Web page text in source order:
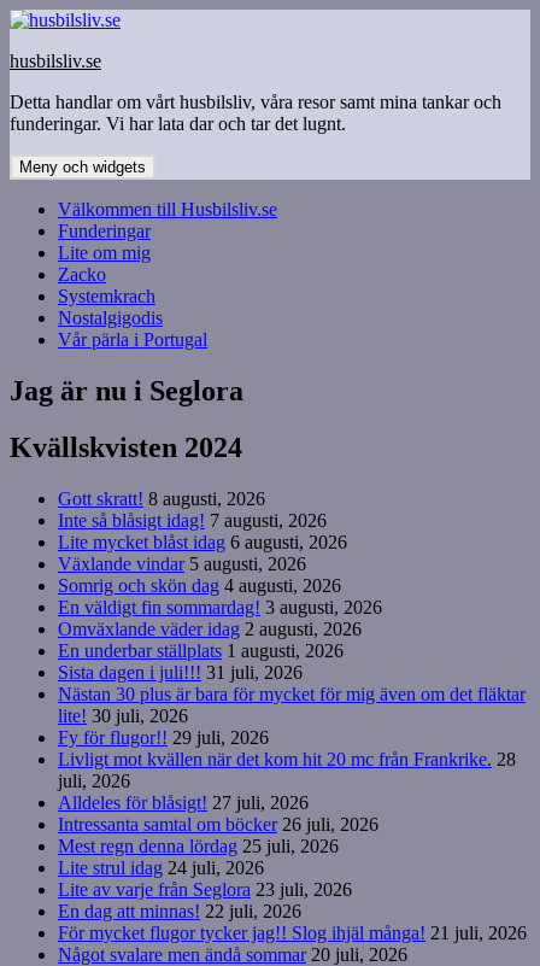
Hoppa
innehåll
husbilsliv.se
Detta handlar om vårt husbilsliv, våra resor samt mina tankar och
funderingar. Vi har lata dar och tar det lugnt.
Meny och widgets
Välkommen till Husbilsliv.se
Funderingar
Lite om mig
Zacko
Systemkrach
Nostalgigodis
Vår pärla i Portugal
Jag är nu i Seglora
Kvällskvisten 2024
Gott skratt! 8 augusti, 2026
Inte så blåsigt idag! 7 augusti, 2026
Lite mycket blåst idag 6 augusti, 2026
Växlande vindar 5 augusti, 2026
Somrig och skön dag 4 augusti, 2026
En väldigt fin sommardag! 3 augusti, 2026
Omväxlande väder idag 2 augusti, 2026
En underbar ställplats 1 augusti, 2026
Sista dagen i juli!!! 31 juli, 2026
Nästan 30 plus är bara för mycket för mig även om det fläktar
lite! 30 juli, 2026
Fy för flugor!! 29 juli, 2026
Livligt mot kvällen när det kom hit 20 mc från Frankrike. 28
juli, 2026
Alldeles för blåsigt! 27 juli, 2026
Intressanta samtal om böcker 26 juli, 2026
Mest regn denna lördag 25 juli, 2026
Lite strul idag 24 juli, 2026
Lite av varje från Seglora 23 juli, 2026
En dag att minnas! 22 juli, 2026
För mycket flugor tycker jag!! Slog ihjäl många! 21 juli, 2026
Något svalare men ändå sommar 20 juli, 2026